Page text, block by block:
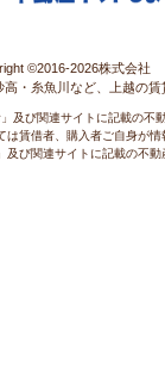
©2016-2026株式会社
高・糸魚川など、上越の
及び関連サイトに記載の不
は賃借者、購入者ご自身が
及び関連サイトに記載の不